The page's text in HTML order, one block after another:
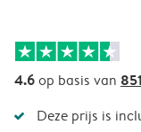
4.6op basis van
Deze prijs is